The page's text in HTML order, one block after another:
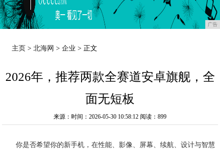
广告
主页 >北海网 >企业 > 正文
2026年，推荐两款全赛道安卓旗舰，全
面无短板
来源：时间：2026-05-30 10:58:12 阅读：899
你是否希望你的新手机，在性能、影像、屏幕、续航、设计与智慧